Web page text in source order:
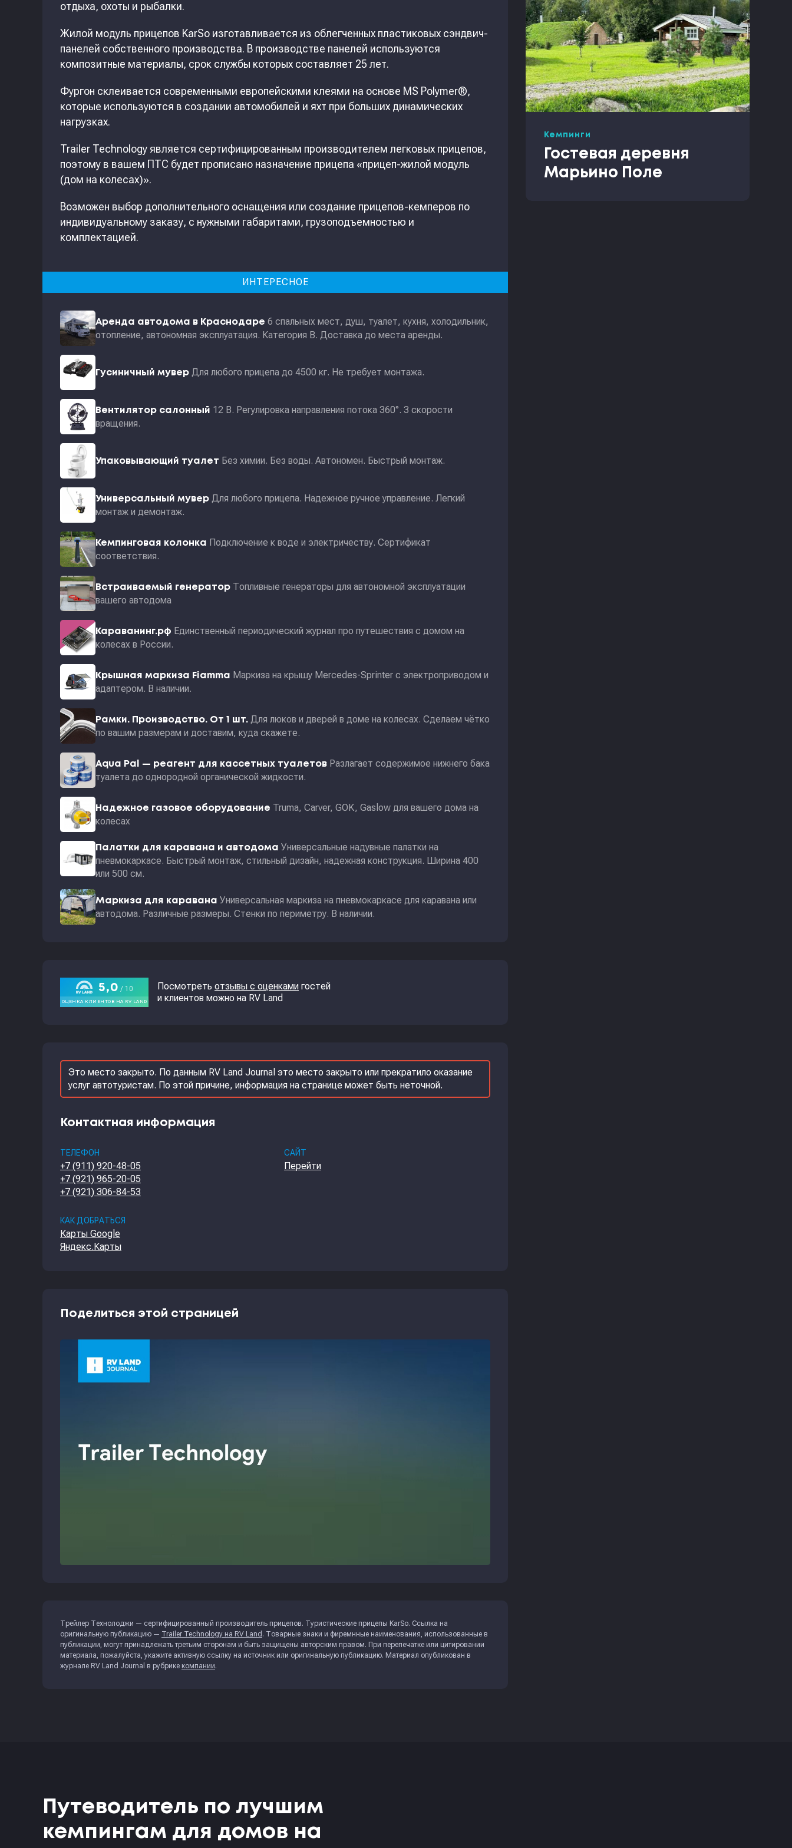
отдыха, охоты и рыбалки.
Жилой модуль прицепов KarSo изготавливается из облегченных пластиковых сэндвич-
панелей собственного производства. В производстве панелей используются
композитные материалы, срок службы которых составляет 25 лет.
Фургон склеивается современными европейскими клеями на основе MS Polymer®,
которые используются в создании автомобилей и яхт при больших динамических
нагрузках.
Trailer Technology является сертифицированным производителем легковых прицепов,
поэтому в вашем ПТС будет прописано назначение прицепа «прицеп-жилой модуль
(дом на колесах)».
Возможен выбор дополнительного оснащения или создание прицепов-кемперов по
индивидуальному заказу, с нужными габаритами, грузоподъемностью и
комплектацией.
ИНТЕРЕСНОЕ
Аренда автодома в Краснодаре 6 спальных мест, душ, туалет, кухня, холодильник,
отопление, автономная эксплуатация. Категория В. Доставка до места аренды.
Гусиничный мувер Для любого прицепа до 4500 кг. Не требует монтажа.
Вентилятор салонный 12 В. Регулировка направления потока 360°. 3 скорости
вращения.
Упаковывающий туалет Без химии. Без воды. Автономен. Быстрый монтаж.
Универсальный мувер Для любого прицепа. Надежное ручное управление. Легкий
монтаж и демонтаж.
Кемпинговая колонка Подключение к воде и электричеству. Сертификат
соответствия.
Встраиваемый генератор Топливные генераторы для автономной эксплуатации
вашего автодома
Караванинг.рф Единственный периодический журнал про путешествия с домом на
колесах в России.
Крышная маркиза Fiamma Маркиза на крышу Mercedes-Sprinter с электроприводом и
адаптером. В наличии.
Рамки. Производство. От 1 шт. Для люков и дверей в доме на колесах. Сделаем чётко
по вашим размерам и доставим, куда скажете.
Aqua Pal — pеагент для кассетных туалетов Разлагает содержимое нижнего бака
туалета до однородной органической жидкости.
Надежное газовое оборудование Truma, Carver, GOK, Gaslow для вашего дома на
колесах
Палатки для каравана и автодома Универсальные надувные палатки на
пневмокаркасе. Быстрый монтаж, стильный дизайн, надежная конструкция. Ширина 400
или 500 см.
Маркиза для каравана Универсальная маркиза на пневмокаркасе для каравана или
автодома. Различные размеры. Стенки по периметру. В наличии.
Посмотреть отзывы с оценками гостей
и клиентов можно на RV Land
Это место закрыто. По данным RV Land Journal это место закрыто или прекратило оказание
услуг автотуристам. По этой причине, информация на странице может быть неточной.
Контактная информация
ТЕЛЕФОН
+7 (911) 920-48-05
+7 (921) 965-20-05
+7 (921) 306-84-53
САЙТ
Перейти
КАК ДОБРАТЬСЯ
Карты Google
Яндекс.Карты
Поделиться этой страницей
Трейлер Технолоджи — сертифицированный производитель прицепов. Туристические прицепы KarSo. Ссылка на
оригинальную публикацию — Trailer Technology на RV Land . Товарные знаки и фиремнные наименования, использованные в
публикации, могут принадлежать третьим сторонам и быть защищены авторским правом. При перепечатке или цитировании
материала, пожалуйста, укажите активную ссылку на источник или оригинальную публикацию. Материал опубликован в
журнале RV Land Journal в рубрике компании.
Кемпинги
Гостевая деревня
Марьино Поле
Путеводитель по лучшим
кемпингам для домов на